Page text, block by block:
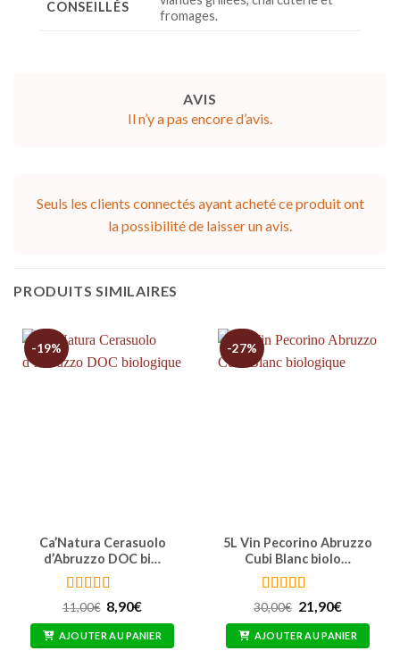
CONSEILLÉS
fromages.
AVIS
Il n’y a pas encore d’avis.
Seuls les clients connectés ayant acheté ce produit ont
la possibilité de laisser un avis.
PRODUITS SIMILAIRES
-19%
Ca’Natura Cerasuolo
d’Abruzzo DOC bi…
Note4.67
sur 5
11,00€ Le
prix
initial
était :
8,90€Le
actuel
est :
AJOUTER AU PANIER
-27%
5L Vin Pecorino Abruzzo
Cubi Blanc biolo…
Note 4.91
sur 5
30,00€ Le
prix
initial
était :
21,90€Le
actuel
est :
AJOUTER AU PANIER